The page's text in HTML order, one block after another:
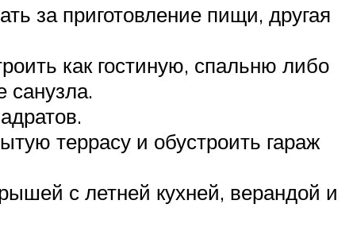
за приготовление пищи, другая
как гостиную, спальню либо
санузла.
террасу и обустроить гараж
с летней кухней, верандой и